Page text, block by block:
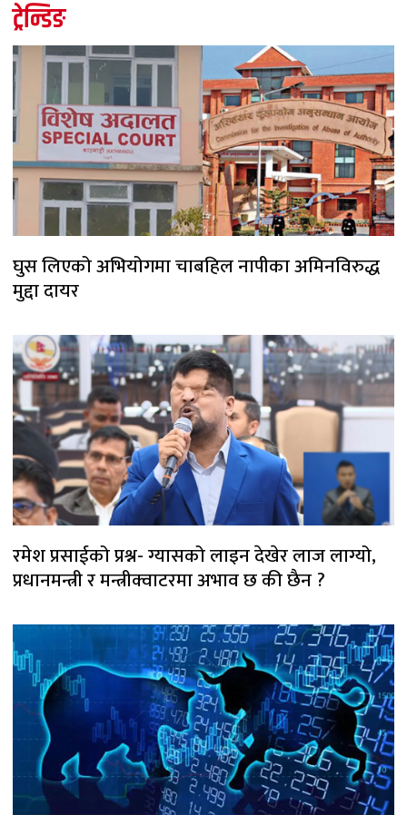
ट्रेन्डिङ
घुस लिएको अभियोगमा चाबहिल नापीका अमिनविरुद्ध
मुद्दा दायर
रमेश प्रसाईको प्रश्न- ग्यासको लाइन देखेर लाज लाग्यो,
प्रधानमन्त्री र मन्त्रीक्वाटरमा अभाव छ की छैन ?